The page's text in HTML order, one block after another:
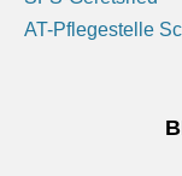
locker bewölkt.
bis 9 Grad.[...]
AT-Pflegestelle